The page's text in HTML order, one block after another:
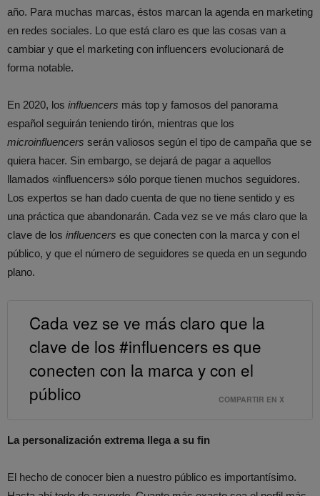
año. Para muchas marcas, éstos marcan la agenda en marketing
en redes sociales. Lo que está claro es que las cosas van a
cambiar y que el marketing con influencers evolucionará de
forma notable.
En 2020, los influencers más top y famosos del panorama
español seguirán teniendo tirón, mientras que los
microinfluencers serán valiosos según el tipo de campaña que se
quiera hacer. Sin embargo, se dejará de pagar a aquellos
llamados «influencers» sólo porque tienen muchos seguidores.
Los expertos se han dado cuenta de que no tiene sentido y es
una práctica que abandonarán. Cada vez se ve más claro que la
clave de los influencers es que conecten con la marca y con el
público, y que el número de seguidores se queda en un segundo
plano.
Cada vez se ve más claro que la
clave de los #influencers es que
conecten con la marca y con el
público
COMPARTIR EN X
La personalización extrema llega a su fin
El hecho de conocer bien a nuestro público es importantísimo.